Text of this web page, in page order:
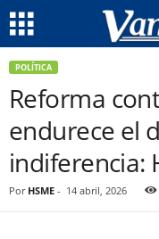
POLÍTICA
Reforma
endurece el
indiferencia:
Por HSME - 14 abril, 2026